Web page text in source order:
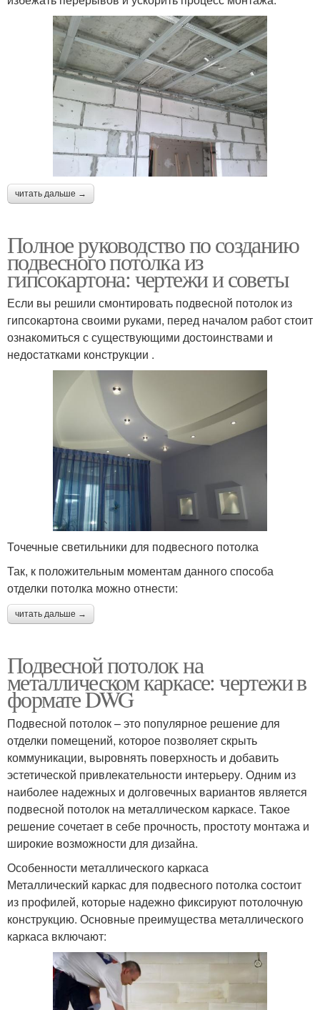
читать дальше →
Полное руководство по созданию
подвесного потолка из
гипсокартона: чертежи и советы
Если вы решили смонтировать подвесной потолок из
гипсокартона своими руками, перед началом работ стоит
ознакомиться с существующими достоинствами и
недостатками конструкции .
Точечные светильники для подвесного потолка
Так, к положительным моментам данного способа
отделки потолка можно отнести:
читать дальше →
Подвесной потолок на
металлическом каркасе: чертежи в
формате DWG
Подвесной потолок – это популярное решение для
отделки помещений, которое позволяет скрыть
коммуникации, выровнять поверхность и добавить
эстетической привлекательности интерьеру. Одним из
наиболее надежных и долговечных вариантов является
подвесной потолок на металлическом каркасе. Такое
решение сочетает в себе прочность, простоту монтажа и
широкие возможности для дизайна.
Особенности металлического каркаса
Металлический каркас для подвесного потолка состоит
из профилей, которые надежно фиксируют потолочную
конструкцию. Основные преимущества металлического
каркаса включают: